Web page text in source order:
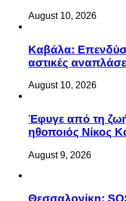
August 10, 2026
Καβάλα:
αστικές
August 10, 2026
Έφυγε από τη ζωή
ηθοποιός Νίκος
August 9, 2026
Θεσσαλονίκη: